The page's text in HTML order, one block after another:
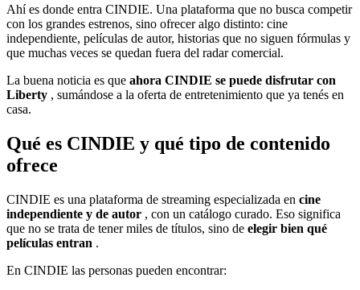
Ahí es donde entra CINDIE. Una plataforma que no busca competir
con los grandes estrenos, sino ofrecer algo distinto: cine
independiente, películas de autor, historias que no siguen fórmulas y
que muchas veces se quedan fuera del radar comercial.
La buena noticia es que ahora CINDIE se puede disfrutar con
Liberty , sumándose a la oferta de entretenimiento que ya tenés en
casa.
Qué es CINDIE y qué tipo de contenido
ofrece
CINDIE es una plataforma de streaming especializada en cine
independiente y de autor , con un catálogo curado. Eso significa
que no se trata de tener miles de títulos, sino de elegir bien qué
películas entran .
En CINDIE las personas pueden encontrar: